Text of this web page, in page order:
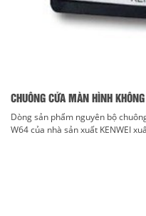
CHUÔNG CỬA MÀN HÌNH
Dòng sản phẩm nguyên bộ
W64 của nhà sản xuất KENWEI